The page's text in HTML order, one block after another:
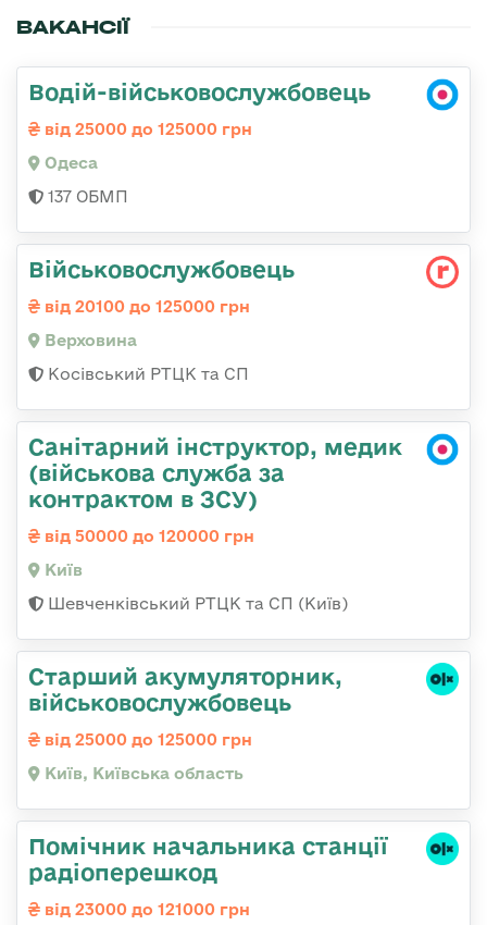
ВАКАНСІЇ
Водій-військовослужбовець
від 25000 до 125000 грн
Одеса
137 ОБМП
Військовослужбовець
від 20100 до 125000 грн
Верховина
Косівський РТЦК та СП
Санітарний інструктор, медик
(військова служба за
контрактом в ЗСУ)
від 50000 до 120000 грн
Київ
Шевченківський РТЦК та СП (Київ)
Старший акумуляторник,
військовослужбовець
від 25000 до 125000 грн
Київ, Київська область
Помічник начальника станції
радіоперешкод
від 23000 до 121000 грн